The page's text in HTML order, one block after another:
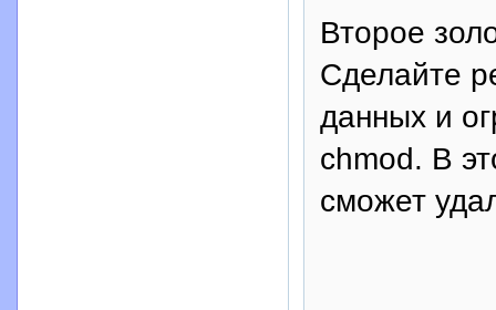
Второе
Сделайте
данных и
chmod. В
сможет